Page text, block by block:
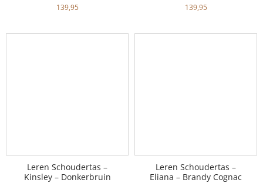
139,95 139,95
Leren Schoudertas –
Kinsley – Donkerbruin
Leren Schoudertas –
Eliana – Brandy Cognac